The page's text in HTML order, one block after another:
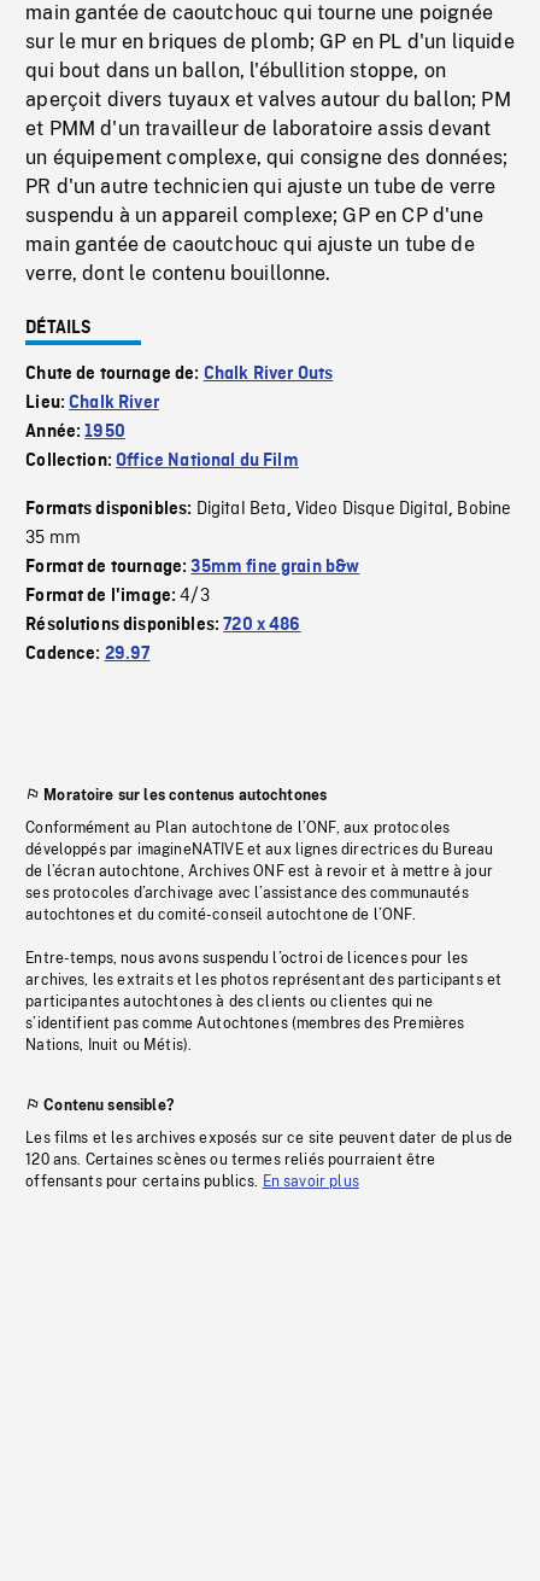
main gantée de caoutchouc qui tourne une poignée
sur le mur en briques de plomb; GP en PL d'un liquide
qui bout dans un ballon, l'ébullition stoppe, on
aperçoit divers tuyaux et valves autour du ballon; PM
et PMM d'un travailleur de laboratoire assis devant
un équipement complexe, qui consigne des données;
PR d'un autre technicien qui ajuste un tube de verre
suspendu à un appareil complexe; GP en CP d'une
main gantée de caoutchouc qui ajuste un tube de
verre, dont le contenu bouillonne.
DÉTAILS
Chute de tournage de: Chalk River Outs
Lieu:Chalk River
Année:1950
Collection:Office National du Film
Formats disponibles: Digital Beta, Video Disque Digital, Bobine
35 mm
Format de tournage:35mm fine grain b&w
Format de l'image:4/3
Résolutions disponibles:720 x 486
Cadence: 29.97
Moratoire sur les contenus autochtones
Conformément au Plan autochtone de l’ONF, aux protocoles
développés par imagineNATIVE et aux lignes directrices du Bureau
de l’écran autochtone, Archives ONF est à revoir et à mettre à jour
ses protocoles d’archivage avec l’assistance des communautés
autochtones et du comité-conseil autochtone de l’ONF.
Entre-temps, nous avons suspendu l’octroi de licences pour les
archives, les extraits et les photos représentant des participants et
participantes autochtones à des clients ou clientes qui ne
s’identifient pas comme Autochtones (membres des Premières
Nations, Inuit ou Métis).
Contenu sensible?
Les films et les archives exposés sur ce site peuvent dater de plus de
120 ans. Certaines scènes ou termes reliés pourraient être
offensants pour certains publics. En savoir plus